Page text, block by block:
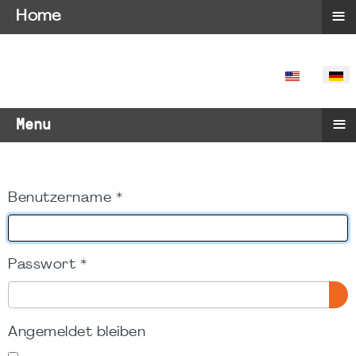
SPRACHE
Menu ≡
Benutzername *
Passwort *
Angemeldet bleiben
Home ≡